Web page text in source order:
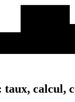
taux, calcul,